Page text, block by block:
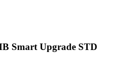
Smart Upgrade STD